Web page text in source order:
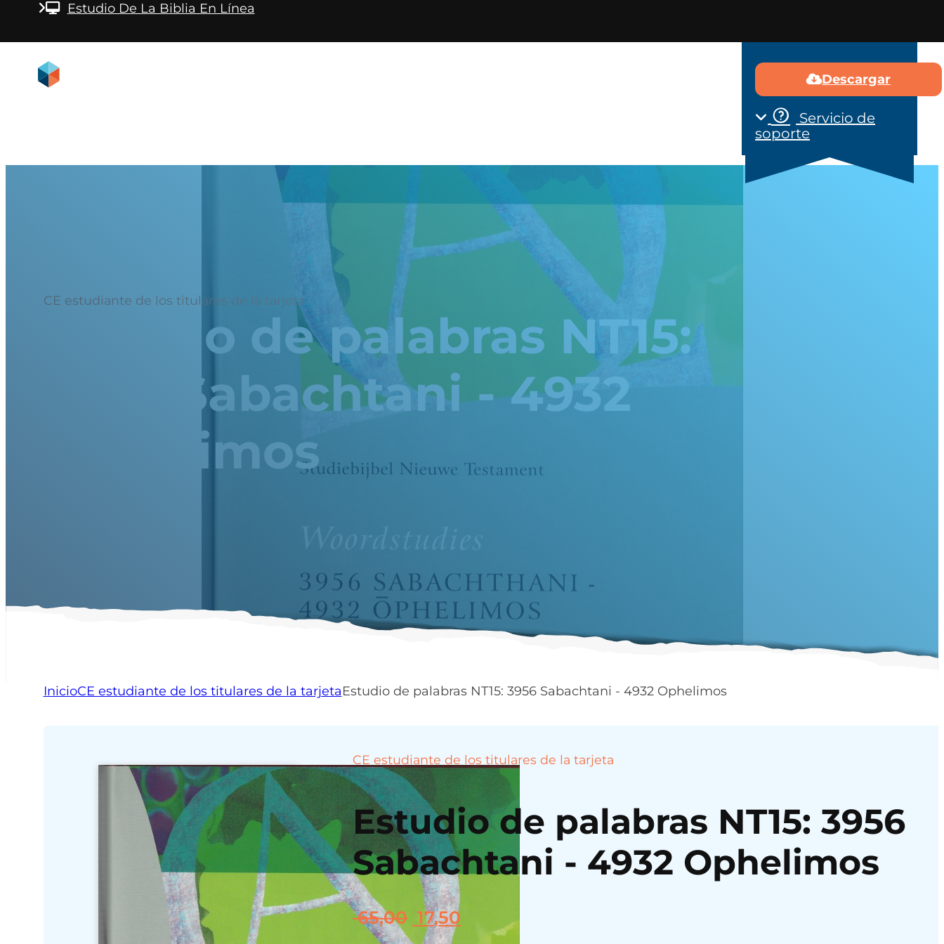
Saltar al contenido principal Saltar al pie de página
Estudio De La Biblia En Línea
Descargar
Servicio de
soporte
CE estudiante de los titulares de la tarjeta
Estudio de palabras NT15:
3956 Sabachtani - 4932
Ophelimos
InicioCE estudiante de los titulares de la tarjetaEstudio de palabras NT15: 3956 Sabachtani - 4932 Ophelimos
CE estudiante de los titulares de la tarjeta
Estudio de palabras NT15: 3956
Sabachtani - 4932 Ophelimos
65,00 El
precio
17,50El
precio